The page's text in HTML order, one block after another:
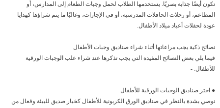
تكون أيضًا جذابة بصريًا. يستخدمها الطلاب لحمل وجبات الطعام إلى المدارس، أو
المطاعم، أو رحلات الحافلات المدرسية، أو في الإجازات، وغالبًا ما يتم شراؤها كهدايا
عودة لحفلات أعياد ميلاد الأطفال.
نصائح ذكية يجب مراعاتها أثناء شراء صناديق وجبات الأطفال
فيما يلي بعض النصائح المفيدة التي يجب تذكرها عند شراء علب الوجبات الورقية
للأطفال: -
● اختر صناديق الوجبات الورقية للأطفال
نوصي بشدة بالنظر في صناديق الورق الكربونية للأطفال كخيار صديق للبيئة وفعال من